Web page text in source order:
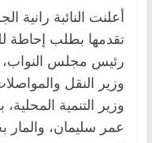
أعلنت النائبة رانية
تقدمها بطلب إحاطة
رئيس مجلس النواب،
وزير النقل
وزير التنمية
عمر سليمان، والمار